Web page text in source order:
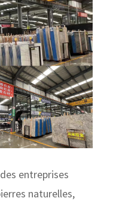
entreprises
naturelles,